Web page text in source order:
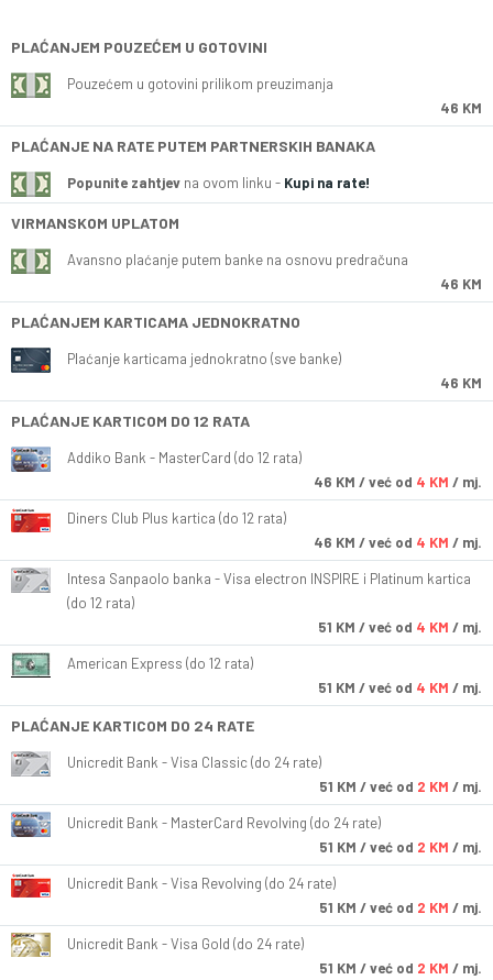
PLAĆANJEM POUZEĆEM U GOTOVINI
Pouzećem u gotovini prilikom preuzimanja
46 KM
PLAĆANJE NA RATE PUTEM PARTNERSKIH BANAKA
Popunite zahtjev na ovom linku - Kupi na rate!
VIRMANSKOM UPLATOM
Avansno plaćanje putem banke na osnovu predračuna
46 KM
PLAĆANJEM KARTICAMA JEDNOKRATNO
Plaćanje karticama jednokratno (sve banke)
46 KM
PLAĆANJE KARTICOM DO 12 RATA
Addiko Bank - MasterCard (do 12 rata)
46 KM / već od 4 KM / mj.
Diners Club Plus kartica (do 12 rata)
46 KM / već od 4 KM / mj.
Intesa Sanpaolo banka - Visa electron INSPIRE i Platinum kartica
(do 12 rata)
51 KM / već od 4 KM / mj.
American Express (do 12 rata)
51 KM / već od 4 KM / mj.
PLAĆANJE KARTICOM DO 24 RATE
Unicredit Bank - Visa Classic (do 24 rate)
51 KM / već od 2 KM / mj.
Unicredit Bank - MasterCard Revolving (do 24 rate)
51 KM / već od 2 KM / mj.
Unicredit Bank - Visa Revolving (do 24 rate)
51 KM / već od 2 KM / mj.
Unicredit Bank - Visa Gold (do 24 rate)
51 KM / već od 2 KM / mj.